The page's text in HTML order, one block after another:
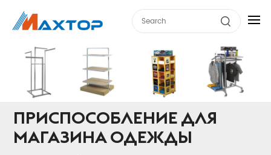
ПРИСПОСОБЛЕНИЕ ДЛЯ
МАГАЗИНА ОДЕЖДЫ